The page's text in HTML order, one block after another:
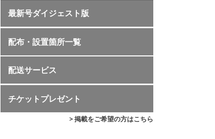
最新号ダイジェスト版
配布・設置箇所一覧
配送サービス
チケットプレゼント
> 掲載をご希望の方はこちら